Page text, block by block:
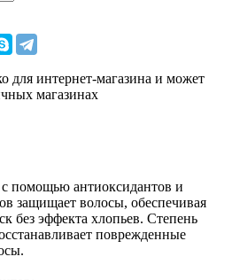
для интернет-магазина и может
магазинах
помощью антиоксидантов и
защищает волосы, обеспечивая
без эффекта хлопьев. Степень
поврежденные